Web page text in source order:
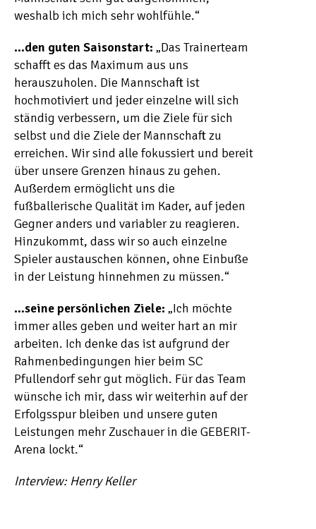
weshalb ich mich sehr wohlfühle.“
…den guten Saisonstart: „Das Trainerteam
schafft es das Maximum aus uns
herauszuholen. Die Mannschaft ist
hochmotiviert und jeder einzelne will sich
ständig verbessern, um die Ziele für sich
selbst und die Ziele der Mannschaft zu
erreichen. Wir sind alle fokussiert und bereit
über unsere Grenzen hinaus zu gehen.
Außerdem ermöglicht uns die
fußballerische Qualität im Kader, auf jeden
Gegner anders und variabler zu reagieren.
Hinzukommt, dass wir so auch einzelne
Spieler austauschen können, ohne Einbuße
in der Leistung hinnehmen zu müssen.“
…seine persönlichen Ziele: „Ich möchte
immer alles geben und weiter hart an mir
arbeiten. Ich denke das ist aufgrund der
Rahmenbedingungen hier beim SC
Pfullendorf sehr gut möglich. Für das Team
wünsche ich mir, dass wir weiterhin auf der
Erfolgsspur bleiben und unsere guten
Leistungen mehr Zuschauer in die GEBERIT-
Arena lockt.“
Interview: Henry Keller